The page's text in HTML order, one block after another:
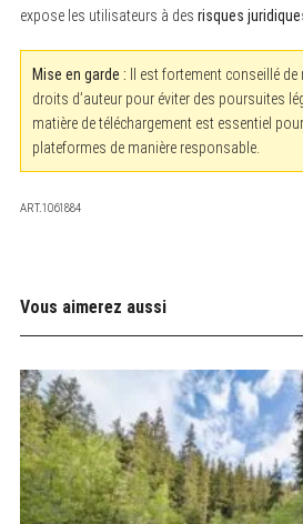
expose les utilisateurs à des risques
Mise en garde : Il est fortement conseillé de
droits d’auteur pour éviter des poursuites
matière de téléchargement est essentiel
plateformes de manière responsable.
ART.1061884
Vous aimerez aussi